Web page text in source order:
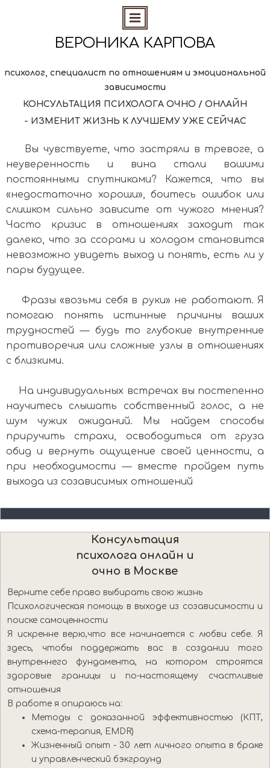
ВЕРОНИКА КАРПОВА
психолог, специалист по отношениям и эмоциональной
зависимости
КОНСУЛЬТАЦИЯ ПСИХОЛОГА ОЧНО / ОНЛАЙН
- ИЗМЕНИТ ЖИЗНЬ К ЛУЧШЕМУ УЖЕ СЕЙЧАС
Вы чувствуете, что застряли в тревоге, а
неуверенность и вина стали вашими
постоянными спутниками? Кажется, что вы
«недостаточно хороши», боитесь ошибок или
слишком сильно зависите от чужого мнения?
Часто кризис в отношениях заходит так
далеко, что за ссорами и холодом становится
невозможно увидеть выход и понять, есть ли у
пары будущее.
Фразы «возьми себя в руки» не работают. Я
помогаю понять истинные причины ваших
трудностей — будь то глубокие внутренние
противоречия или сложные узлы в отношениях
с близкими.
На индивидуальных встречах вы постепенно
научитесь слышать собственный голос, а не
шум чужих ожиданий. Мы найдем способы
приручить страхи, освободиться от груза
обид и вернуть ощущение своей ценности, а
при необходимости — вместе пройдем путь
выхода из созависимых отношений
Консультация
психолога онлайн и
очно в Москве
Верните себе право выбирать свою жизнь
Психологическая помощь в выходе из созависимости и
поиске самоценности
Я искренне верю,что все начинается с любви себе. Я
здесь, чтобы поддержать вас в создании того
внутреннего фундамента, на котором строятся
здоровые границы и по-настоящему счастливые
отношения
В работе я опираюсь на:
Методы с доказанной эффективностью (КПТ,
схема-терапия, EMDR)
Жизненный опыт - 30 лет личного опыта в браке
и управленческий бэкграунд